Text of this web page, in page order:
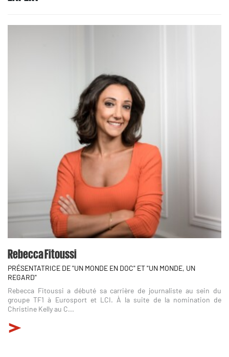
Rebecca Fitoussi
PRÉSENTATRICE DE "UN MONDE EN DOC" ET "UN MONDE, UN
REGARD"
Rebecca Fitoussi a débuté sa carrière de journaliste au sein du
groupe TF1 à Eurosport et LCI. À la suite de la nomination de
Christine Kelly au C...